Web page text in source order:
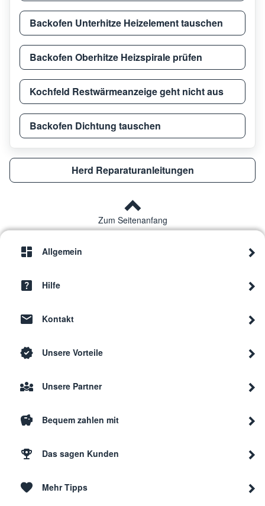
Backofen Unterhitze Heizelement tauschen
Backofen Oberhitze Heizspirale prüfen
Kochfeld Restwärmeanzeige geht nicht aus
Backofen Dichtung tauschen
Herd Reparaturanleitungen
Zum Seitenanfang
Allgemein
Hilfe
Kontakt
Unsere Vorteile
Unsere Partner
Bequem zahlen mit
Das sagen Kunden
Mehr Tipps